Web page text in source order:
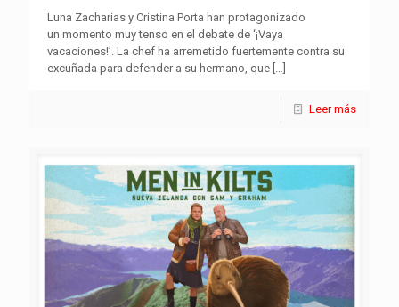
Luna Zacharias y Cristina Porta han protagonizado
un momento muy tenso en el debate de ‘¡Vaya
vacaciones!’. La chef ha arremetido fuertemente contra su
excuñada para defender a su hermano, que […]
Leer más